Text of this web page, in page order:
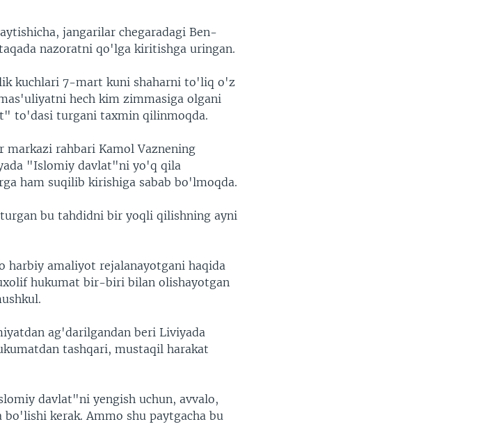
jangarilar chegaradagi Ben-
nazoratni qo'lga kiritishga uringan.
kuchlari 7-mart kuni shaharni to'liq o'z
hech kim zimmasiga olgani
to'dasi turgani taxmin qilinmoqda.
rahbari Kamol Vaznening
"Islomiy davlat"ni yo'q qila
ham suqilib kirishiga sabab bo'lmoqda.
bu tahdidni bir yoqli qilishning ayni
harbiy amaliyot rejalanayotgani haqida
hukumat bir-biri bilan olishayotgan
ag'darilgandan beri Liviyada
tashqari, mustaqil harakat
davlat"ni yengish uchun, avvalo,
kerak. Ammo shu paytgacha bu